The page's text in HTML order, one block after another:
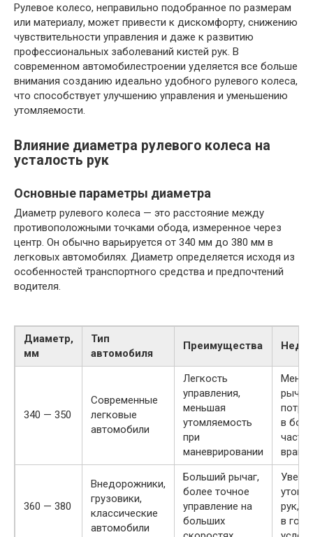
Рулевое колесо, неправильно подобранное по размерам
или материалу, может привести к дискомфорту, снижению
чувствительности управления и даже к развитию
профессиональных заболеваний кистей рук. В
современном автомобилестроении уделяется все больше
внимания созданию идеально удобного рулевого колеса,
что способствует улучшению управления и уменьшению
утомляемости.
Влияние диаметра рулевого колеса на
усталость рук
Основные параметры диаметра
Диаметр рулевого колеса — это расстояние между
противоположными точками обода, измеренное через
центр. Он обычно варьируется от 340 мм до 380 мм в
легковых автомобилях. Диаметр определяется исходя из
особенностей транспортного средства и предпочтений
водителя.
Диаметр,
мм
Тип
автомобиля
Преимущества
340 — 350
Современные
легковые
автомобили
Легкость
управления,
меньшая
утомляемость
при
маневрировании
рычаг,
в
360 — 380
Внедорожники,
грузовики,
классические
автомобили
Больший рычаг,
более точное
управление на
больших
рук,
в